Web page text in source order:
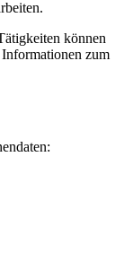
können
zum